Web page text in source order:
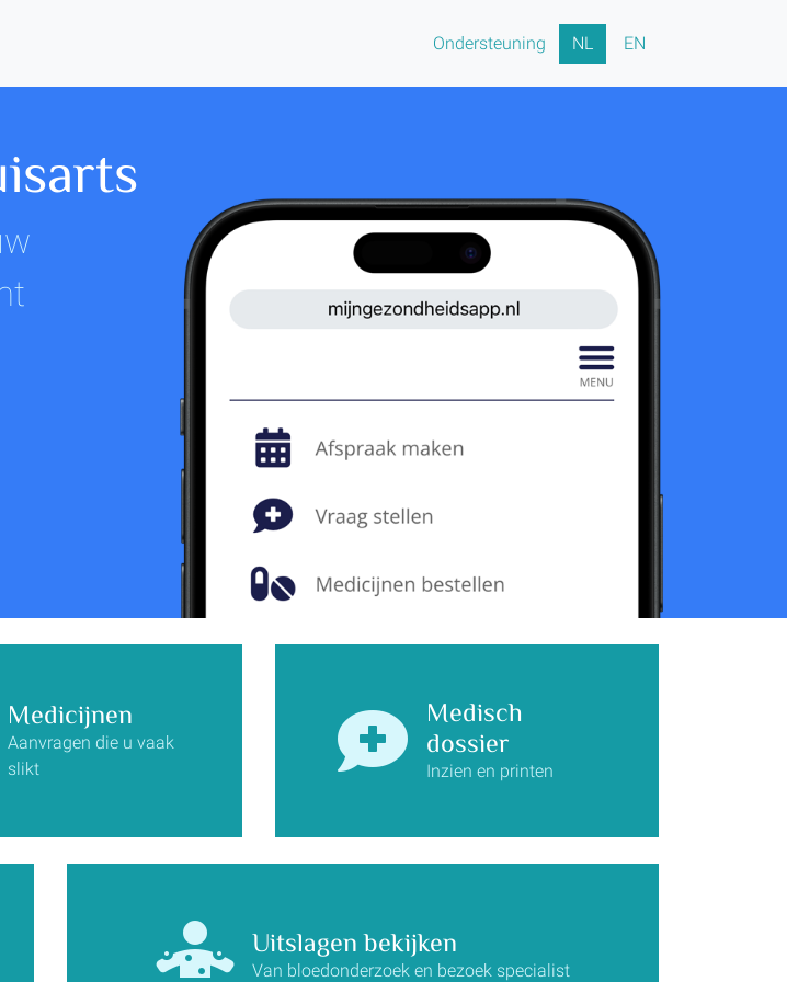
Ondersteuning (huidig)
NL EN
Medicijnen
Aanvragen die u vaak
slikt
Medisch
dossier
Inzien en printen
Uitslagen bekijken
Van bloedonderzoek en bezoek specialist